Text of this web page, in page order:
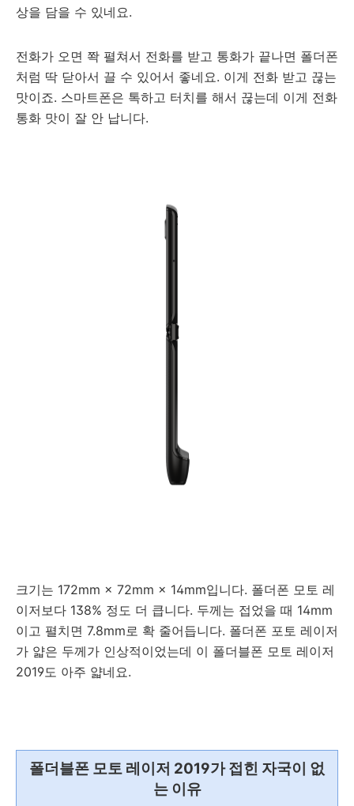
상을 담을 수 있네요.
전화가 오면 쫙 펼쳐서 전화를 받고 통화가 끝나면 폴더폰
처럼 딱 닫아서 끌 수 있어서 좋네요. 이게 전화 받고 끊는
맛이죠. 스마트폰은 톡하고 터치를 해서 끊는데 이게 전화
통화 맛이 잘 안 납니다.
크기는 172mm × 72mm × 14mm입니다. 폴더폰 모토 레
이저보다 138% 정도 더 큽니다. 두께는 접었을 때 14mm
이고 펼치면 7.8mm로 확 줄어듭니다. 폴더폰 포토 레이저
가 얇은 두께가 인상적이었는데 이 폴더블폰 모토 레이저
2019도 아주 얇네요.
폴더블폰 모토 레이저 2019가 접힌 자국이 없
는 이유